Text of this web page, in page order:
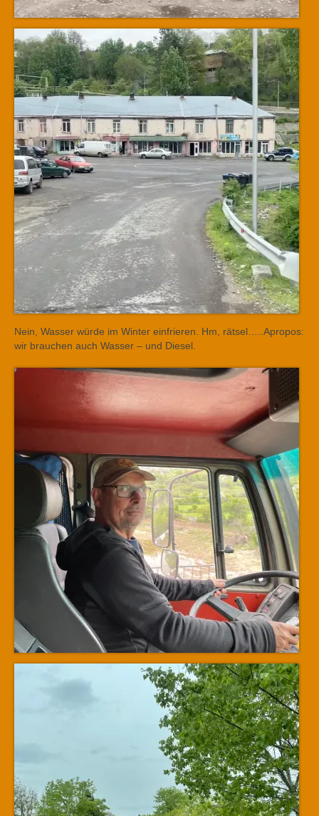
Nein, Wasser würde im Winter einfrieren. Hm, rätsel…..Apropos:
wir brauchen auch Wasser – und Diesel.